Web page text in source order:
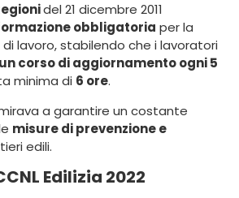
del 21 dicembre 2011
obbligatoria per la
lavoro, stabilendo che i lavoratori
un corso di aggiornamento ogni 5
minima di 6 ore.
a garantire un costante
misure di prevenzione e
edili.
Edilizia 2022